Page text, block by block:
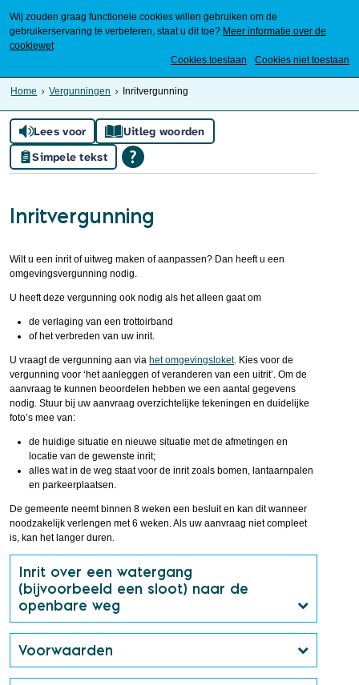
Wij zouden graag functionele cookies willen gebruiken om de
gebruikerservaring te verbeteren, staat u dit toe? Meer informatie over de
cookiewet
Cookies toestaan
Cookies niet toestaan
Home Vergunningen Inritvergunning
Lees voor
Uitleg woorden
Simpele tekst
Inritvergunning
Wilt u een inrit of uitweg maken of aanpassen? Dan heeft u een
omgevingsvergunning nodig.
U heeft deze vergunning ook nodig als het alleen gaat om
de verlaging van een trottoirband
of het verbreden van uw inrit.
U vraagt de vergunning aan viahet omgevingsloket. Kies voor de
vergunning voor ‘het aanleggen of veranderen van een uitrit’. Om de
aanvraag te kunnen beoordelen hebben we een aantal gegevens
nodig. Stuur bij uw aanvraag overzichtelijke tekeningen en duidelijke
foto’s mee van:
de huidige situatie en nieuwe situatie met de afmetingen en
locatie van de gewenste inrit;
alles wat in de weg staat voor de inrit zoals bomen, lantaarnpalen
en parkeerplaatsen.
De gemeente neemt binnen 8 weken een besluit en kan dit wanneer
noodzakelijk verlengen met 6 weken. Als uw aanvraag niet compleet
is, kan het langer duren.
Inrit over een watergang
(bijvoorbeeld een sloot) naar de
openbare weg
Voorwaarden